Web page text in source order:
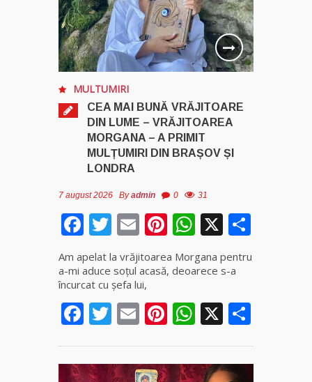
MULTUMIRI
CEA MAI BUNĂ VRĂJITOARE
DIN LUME – VRĂJITOAREA
MORGANA – A PRIMIT
MULȚUMIRI DIN BRAȘOV ȘI
LONDRA
7 august 2026 Byadmin 0 31
Facebook
Twitter
EmailPinterest
WhatsApp
X
Am apelat la vrăjitoarea Morgana pentru
a-mi aduce soţul acasă, deoarece s-a
încurcat cu şefa lui,
Facebook
Twitter
EmailPinterest
WhatsApp
X